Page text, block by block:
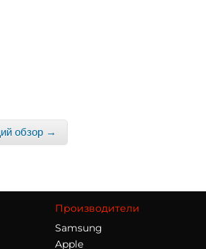
обзор →
Производители
Samsung
Apple